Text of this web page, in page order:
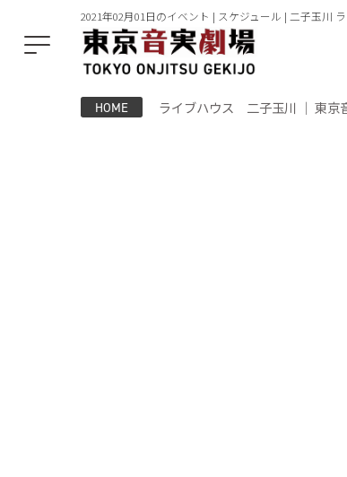
2021年02月01日のイベント | スケジュール | 二子玉川
HOME ライブハウス 二子玉川 ｜ 東京